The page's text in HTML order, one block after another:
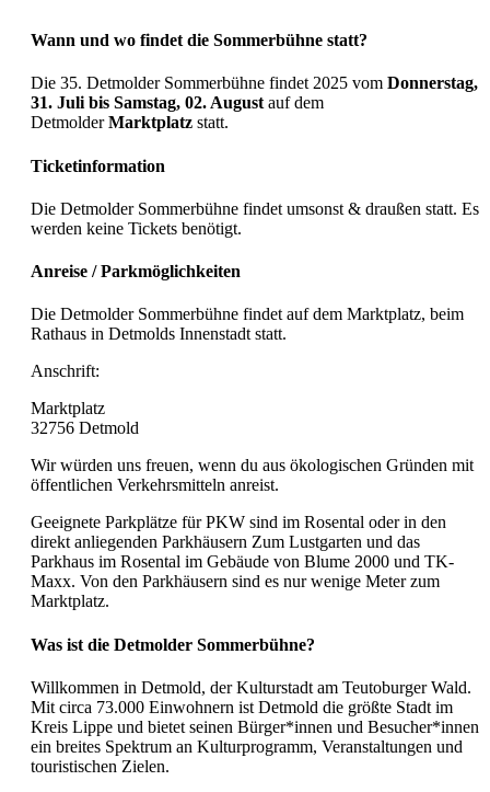
Wann und wo findet die Sommerbühne statt?
Die 35. Detmolder Sommerbühne findet 2025 vom Donnerstag,
31. Juli bis Samstag, 02. August auf dem
DetmolderMarktplatz statt.
Ticketinformation
Die Detmolder Sommerbühne findet umsonst & draußen statt. Es
werden keine Tickets benötigt.
Anreise / Parkmöglichkeiten
Die Detmolder Sommerbühne findet auf dem Marktplatz, beim
Rathaus in Detmolds Innenstadt statt.
Anschrift:
Marktplatz
32756 Detmold
Wir würden uns freuen, wenn du aus ökologischen Gründen mit
öffentlichen Verkehrsmitteln anreist.
Geeignete Parkplätze für PKW sind im Rosental oder in den
direkt anliegenden Parkhäusern Zum Lustgarten und das
Parkhaus im Rosental im Gebäude von Blume 2000 und TK-
Maxx. Von den Parkhäusern sind es nur wenige Meter zum
Marktplatz.
Was ist die Detmolder Sommerbühne?
Willkommen in Detmold, der Kulturstadt am Teutoburger Wald.
Mit circa 73.000 Einwohnern ist Detmold die größte Stadt im
Kreis Lippe und bietet seinen Bürger*innen und Besucher*innen
ein breites Spektrum an Kulturprogramm, Veranstaltungen und
touristischen Zielen.